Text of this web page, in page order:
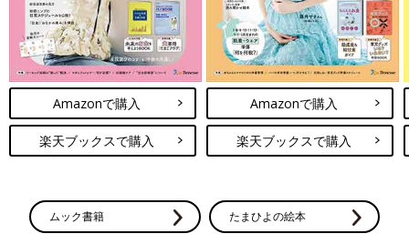
Amazonで購入
楽天ブックスで購入
Amazonで購入
楽天ブックスで購入
ムック書籍 たまひよの絵本